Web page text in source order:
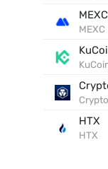
MEXC
MEXC
HTX
HTX